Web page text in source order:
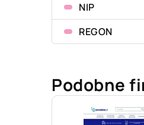
NIP
REGON
Podobne